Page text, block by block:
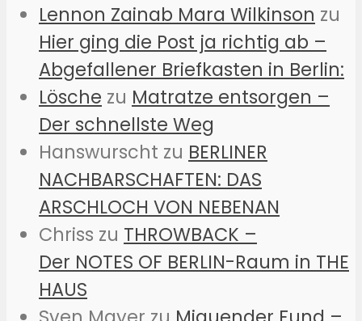
Lennon Zainab Mara Wilkinson zu
Hier ging die Post ja richtig ab –
Abgefallener Briefkasten in Berlin:
Lösche zu Matratze entsorgen –
Der schnellste Weg
Hanswurscht zu BERLINER
NACHBARSCHAFTEN: DAS
ARSCHLOCH VON NEBENAN
Chriss zu THROWBACK –
Der NOTES OF BERLIN-Raum in THE
HAUS